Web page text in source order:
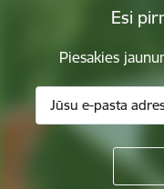
Esi
Piesakies